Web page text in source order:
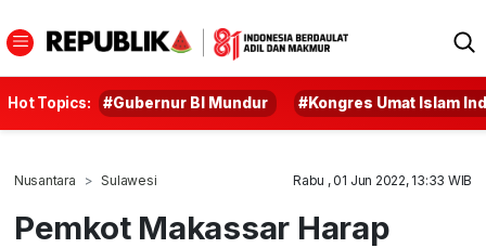
Hot Topics: #Gubernur BI Mundur #Kongres Umat Islam
Nusantara Sulawesi Rabu , 01 Jun 2022, 13:33 WIB
Pemkot Makassar Harap